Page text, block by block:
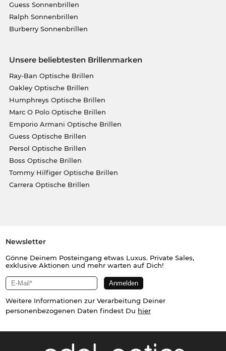
Guess Sonnenbrillen
Ralph Sonnenbrillen
Burberry Sonnenbrillen
Unsere beliebtesten Brillenmarken
Ray-Ban Optische Brillen
Oakley Optische Brillen
Humphreys Optische Brillen
Marc O Polo Optische Brillen
Emporio Armani Optische Brillen
Guess Optische Brillen
Persol Optische Brillen
Boss Optische Brillen
Tommy Hilfiger Optische Brillen
Carrera Optische Brillen
Newsletter
Gönne Deinem Posteingang etwas Luxus. Private Sales,
exklusive Aktionen und mehr warten auf Dich!
Weitere Informationen zur Verarbeitung Deiner
personenbezogenen Daten findest Du hier